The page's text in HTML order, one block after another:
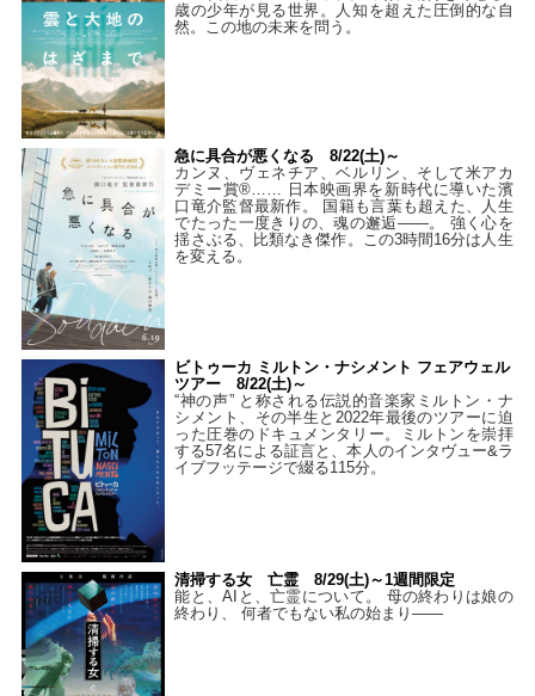
歳の少年が見る世界。人知を超えた圧倒的な自
然。この地の未来を問う。
急に具合が悪くなる 8/22(土)～
カンヌ、ヴェネチア、ベルリン、そして米アカ
デミー賞®…… 日本映画界を新時代に導いた濱
口竜介監督最新作。 国籍も言葉も超えた、人生
でたった一度きりの、魂の邂逅――。 強く心を
揺さぶる、比類なき傑作。この3時間16分は人生
を変える。
ビトゥーカ ミルトン・ナシメント フェアウェル
ツアー 8/22(土)～
“神の声” と称される伝説的音楽家ミルトン・ナ
シメント、その半生と2022年最後のツアーに迫
った圧巻のドキュメンタリー。ミルトンを崇拝
する57名による証言と、本人のインタヴュー&ラ
イブフッテージで綴る115分。
清掃する女 亡霊 8/29(土)～1週間限定
能と、AIと、亡霊について。 母の終わりは娘の
終わり、 何者でもない私の始まり――